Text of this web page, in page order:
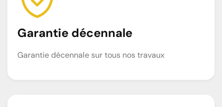
Garantie décennale
Garantie décennale sur tous nos travaux